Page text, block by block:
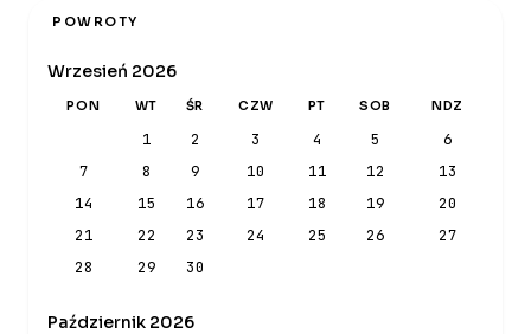
POWROTY
Wrzesień 2026
PON WT ŚR CZW PT SOB NDZ
1 2 3 4 5
6
7
8 9 10 11 12
13
14
15 16 17 18 19
20
21
22 23 24 25 26
27
28
29 30
Październik 2026